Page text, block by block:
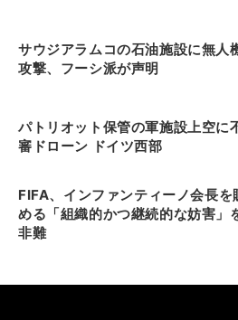
サウジアラムコの石油施設に無人
攻撃、フーシ派が声明
パトリオット保管の軍施設上空に
審ドローン ドイツ西部
FIFA、インファンティーノ会長を
める「組織的かつ継続的な妨害」
非難